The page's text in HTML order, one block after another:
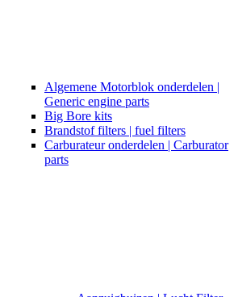
Algemene Motorblok onderdelen |
Generic engine parts
Big Bore kits
Brandstof filters | fuel filters
Carburateur onderdelen | Carburator
parts